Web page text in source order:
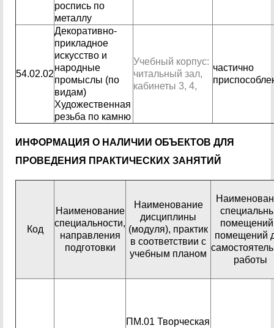
роспись по
металлу
54.02.02
Декоративно-
прикладное
искусство и
народные
промыслы (по
видам)
Художественная
резьба по камню
Учебный корпус:
читальный зал,
кабинеты 3, 4,
частично
ИНФОРМАЦИЯ О НАЛИЧИИ ОБЪЕКТОВ ДЛЯ
ПРОВЕДЕНИЯ ПРАКТИЧЕСКИХ ЗАНЯТИЙ
Код
Наименование
специальности,
направления
подготовки
Наименование
дисциплины
(модуля), практик
в соответствии с
учебным планом
помещений
работы
ПМ.01 Творческая